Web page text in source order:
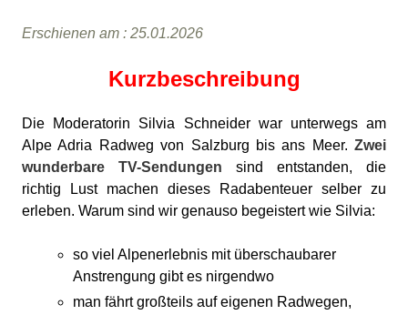
Erschienen am : 25.01.2026
Kurzbeschreibung
Die Moderatorin Silvia Schneider war unterwegs am
Alpe Adria Radweg von Salzburg bis ans Meer. Zwei
wunderbare TV-Sendungen sind entstanden, die
richtig Lust machen dieses Radabenteuer selber zu
erleben. Warum sind wir genauso begeistert wie Silvia:
so viel Alpenerlebnis mit überschaubarer
Anstrengung gibt es nirgendwo
man fährt großteils auf eigenen Radwegen,